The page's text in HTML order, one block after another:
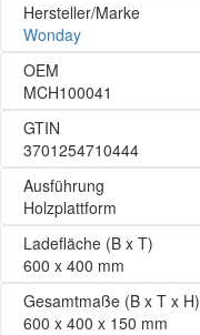
Hersteller/Marke
Wonday
OEM
MCH100041
GTIN
3701254710444
Ausführung
Holzplattform
Ladefläche (B x T)
600 x 400 mm
Gesamtmaße (B x T x H)
600 x 400 x 150 mm